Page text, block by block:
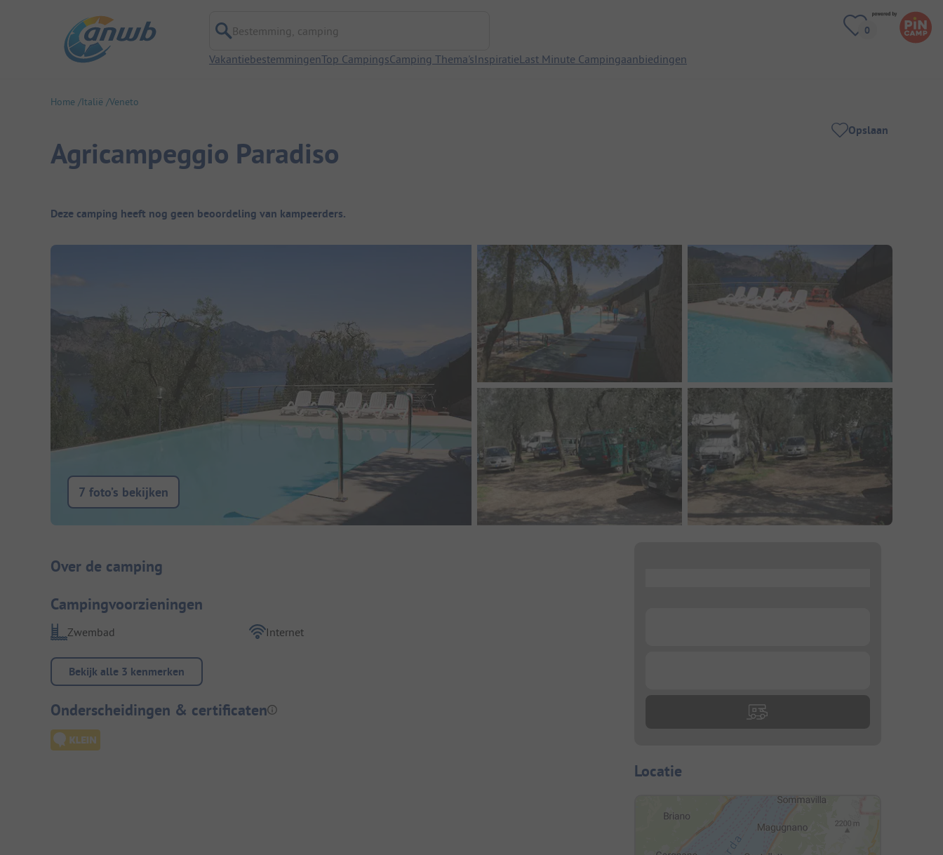
Bestemming, camping
VakantiebestemmingenTop CampingsCamping Thema'sInspiratieLast Minute Campingaanbiedingen
Home Italië Veneto
Agricampeggio Paradiso
Opslaan
Camping overzicht
Deze camping heeft nog geen beoordeling van kampeerders.
7 foto’s bekijken
Camping introductie
Over de camping
Campingvoorzieningen
Zwembad Internet
Bekijk alle 3 kenmerken
Onderscheidingen & certificaten
Locatie